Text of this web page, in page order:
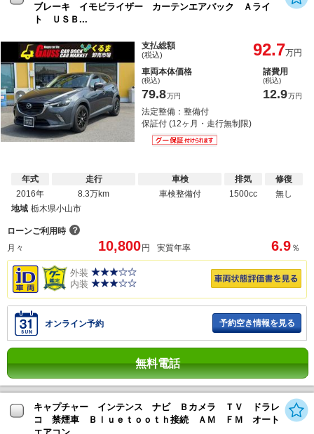
ブレーキ イモビライザー カーテンエアバック Ａライ
ト ＵＳＢ...
支払総額
(税込) 92.7万円
車両本体価格
(税込)
79.8万円
諸費用
(税込)
12.9万円
法定整備：整備付
保証付 (12ヶ月・走行無制限)
年式
2016年
走行
8.3万km
車検
車検整備付
排気
1500cc
修復
無し
地域 栃木県小山市
ローンご利用時 ？
月々
10,800 円 実質年率 6.9 ％
外装
内装
オンライン予約 予約空き情報を見る
無料電話
キャプチャー インテンス ナビ Ｂカメラ ＴＶ ドラレ
コ 禁煙車 Ｂｌｕｅｔｏｏｔｈ接続 ＡＭ ＦＭ オート